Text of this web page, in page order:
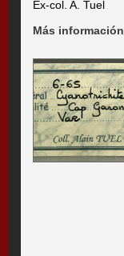
Ex-col. A. Tuel
Más información